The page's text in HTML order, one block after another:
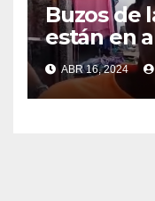
Buzos de
están en
ABR 16, 2024